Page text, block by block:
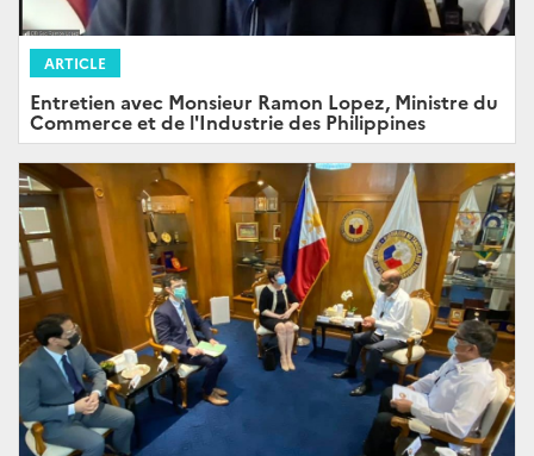
ARTICLE
Entretien avec Monsieur Ramon Lopez, Ministre du
Commerce et de l'Industrie des Philippines